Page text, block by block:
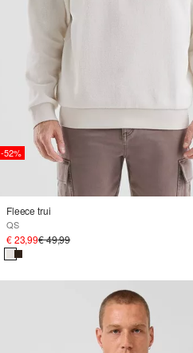
-52%
Fleece trui
QS
€ 23,99€ 49,99